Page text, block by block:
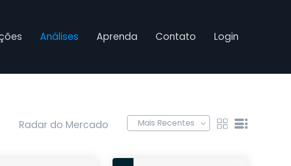
Análises Aprenda Contato Login
Radar do Mercado